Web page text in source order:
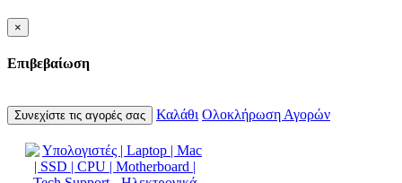
×
Επιβεβαίωση
Συνεχίστε τις αγορές σας Καλάθι Ολοκλήρωση Αγορών